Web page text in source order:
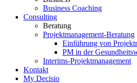
Business Coaching
Consulting
Beratung
Projektmanagement-Beratung
Einführung von
PM in der
Interims-Projektmanagement
Kontakt
My Decisio